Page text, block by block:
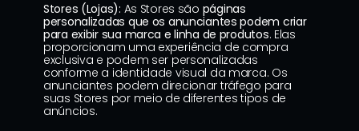
Stores (Lojas): As Stores são páginas
personalizadas que os anunciantes podem criar
para exibir sua marca e linha de produtos. Elas
proporcionam uma experiência de compra
exclusiva e podem ser personalizadas
conforme a identidade visual da marca. Os
anunciantes podem direcionar tráfego para
suas Stores por meio de diferentes tipos de
anúncios.